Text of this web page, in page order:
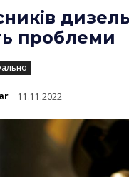
проблеми
11.11.2022